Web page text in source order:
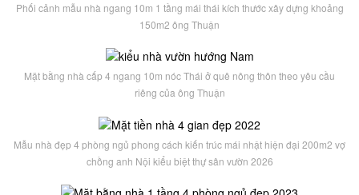
Phối cảnh mẫu nhà ngang 10m 1 tầng mái thái kích thước xây dựng khoảng
150m2 ông Thuận
Mặt bằng nhà cấp 4 ngang 10m nóc Thái ở quê nông thôn theo yêu cầu
riêng của ông Thuận
Mẫu nhà đẹp 4 phòng ngủ phong cách kiến trúc mái nhật hiện đại 200m2 vợ
chồng anh Nội kiểu biệt thự sân vườn 2026